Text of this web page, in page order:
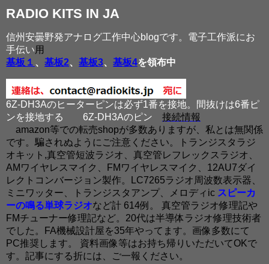
RADIO KITS IN JA
信州安曇野発アナログ工作中心blogです。電子工作派にお
手伝い用
基板１ 、 基板2、 基板3、 基板4を領布中
6Z-DH3Aのヒーターピンは必ず1番を接地。間抜けは6番ピ
ンを接地する
6Z-DH3Aのピン 接続情報
amazon等での転売shopが多数ありますが、私とは無関係
です。騙されぬようにご注意ください。トランジスタラジ
オキット,真空管短波ラジオ、真空管レフレックスラジオ、
AMワイヤレスマイク、FMワイヤレスマイク、12AU7ダイ
レクトコンバージョン製作。LC7265ラジオ周波数表示器、
ミニワッター、トランジスタアンプ、メロディic スピーカ
ーの鳴る単球ラジオなど計 614例。 真空管ラジオ修理記や
FMチューナー修理記など。20代は半導体ラジオ修理技術者
でした。FA機械設計屋を35年やってます。画像多数にて
PC推奨します。 資料画像等はお持ち帰りいただいてOKで
す。記事にする折には、ご一報ください。